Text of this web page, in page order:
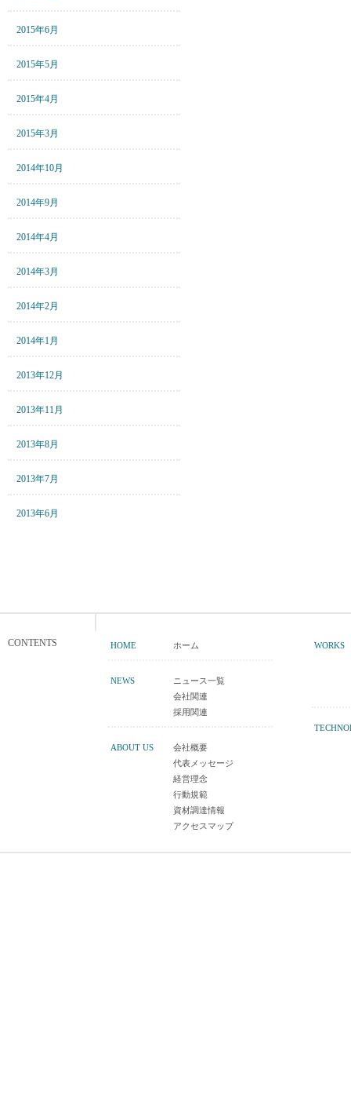
2015年6月
2015年5月
2015年4月
2015年3月
2014年10月
2014年9月
2014年4月
2014年3月
2014年2月
2014年1月
2013年12月
2013年11月
2013年8月
2013年7月
2013年6月
CONTENTS HOME ホーム
NEWS
ニュース一覧
会社関連
採用関連
ABOUT US
会社概要
代表メッセージ
経営理念
行動規範
資材調達情報
アクセスマップ
WORKS